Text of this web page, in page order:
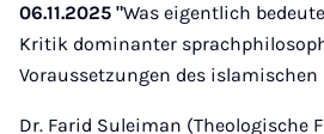
06.11.2025 "Was eigentlich
Kritik dominanter
Voraussetzungen des islamischen
Dr. Farid Suleiman (Theologische